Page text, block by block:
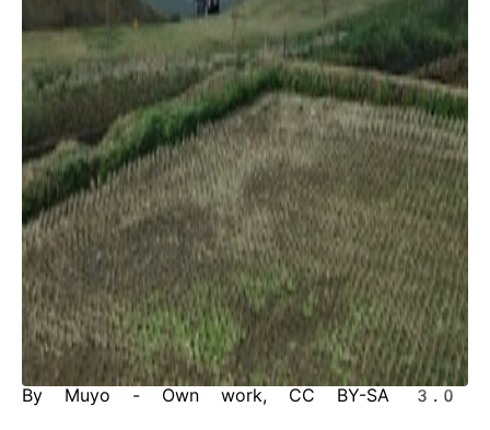
By Muyo - Own work, CC BY-SA 3.0